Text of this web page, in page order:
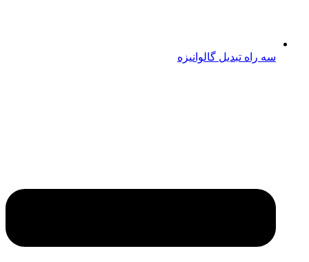
سه راه تبدیل گالوانیزه